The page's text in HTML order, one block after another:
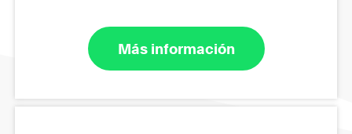
Más información